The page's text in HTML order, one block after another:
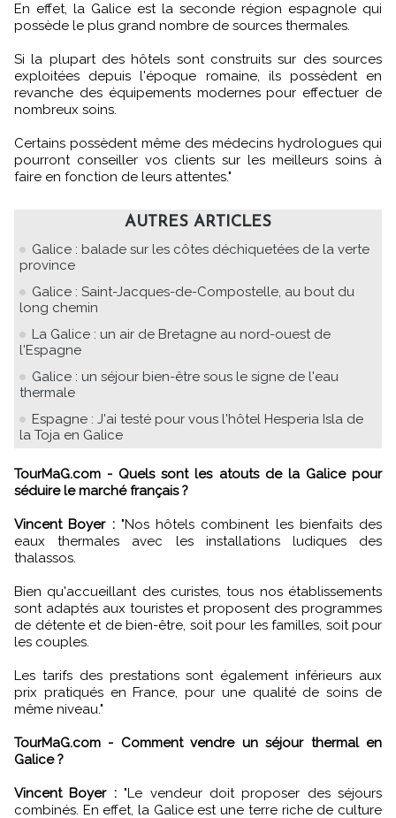
En effet, la Galice est la seconde région espagnole qui
possède le plus grand nombre de sources thermales.
Si la plupart des hôtels sont construits sur des sources
exploitées depuis l'époque romaine, ils possèdent en
revanche des équipements modernes pour effectuer de
nombreux soins.
Certains possèdent même des médecins hydrologues qui
pourront conseiller vos clients sur les meilleurs soins à
faire en fonction de leurs attentes."
AUTRES ARTICLES
Galice : balade sur les côtes déchiquetées de la verte
province
Galice : Saint-Jacques-de-Compostelle, au bout du
long chemin
La Galice : un air de Bretagne au nord-ouest de
l'Espagne
Galice : un séjour bien-être sous le signe de l'eau
thermale
Espagne : J'ai testé pour vous l'hôtel Hesperia Isla de
la Toja en Galice
TourMaG.com - Quels sont les atouts de la Galice pour
séduire le marché français ?
Vincent Boyer :"Nos hôtels combinent les bienfaits des
eaux thermales avec les installations ludiques des
thalassos.
Bien qu'accueillant des curistes, tous nos établissements
sont adaptés aux touristes et proposent des programmes
de détente et de bien-être, soit pour les familles, soit pour
les couples.
Les tarifs des prestations sont également inférieurs aux
prix pratiqués en France, pour une qualité de soins de
même niveau."
TourMaG.com - Comment vendre un séjour thermal en
Galice ?
Vincent Boyer :"Le vendeur doit proposer des séjours
combinés. En effet, la Galice est une terre riche de culture